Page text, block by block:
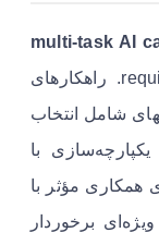
multi-task AI
requires careful planning and execution. راهکارهای
شامل انتخاب
با
مؤثر با
برخوردار